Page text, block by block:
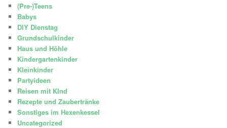
(Pre-)Teens
Babys
DIY Dienstag
Grundschulkinder
Haus und Höhle
Kindergartenkinder
Kleinkinder
Partyideen
Reisen mit KInd
Rezepte und Zaubertränke
Sonstiges im Hexenkessel
Uncategorized